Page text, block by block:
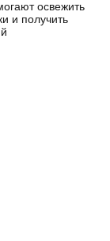
освежить
и получить